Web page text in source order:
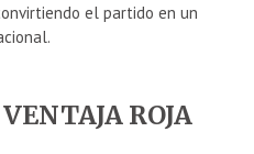
el partido en un
ROJA